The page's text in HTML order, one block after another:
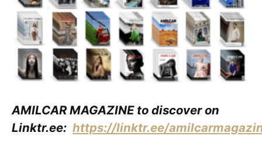
AMILCAR MAGAZINE to discover on
Linktr.ee: https://linktr.ee/